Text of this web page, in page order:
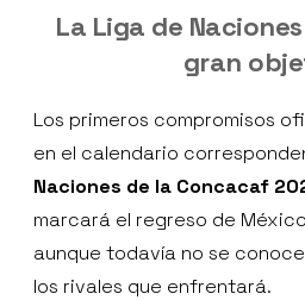
La Liga de
gran
Los primeros compromisos
en el calendario
Naciones de la Concacaf
marcará el regreso de
aunque todavía no se
los rivales que enfrentará.